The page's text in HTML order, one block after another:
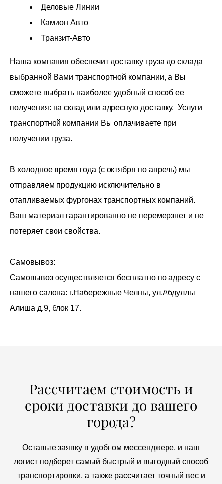
Деловые Линии
Камион Авто
Транзит-Авто
Наша компания обеспечит доставку груза до склада
выбранной Вами транспортной компании, а Вы
сможете выбрать наиболее удобный способ ее
получения: на склад или адресную доставку. Услуги
транспортной компании Вы оплачиваете при
получении груза.
В холодное время года (с октября по апрель) мы
отправляем продукцию исключительно в
отапливаемых фургонах транспортных компаний.
Ваш материал гарантированно не перемерзнет и не
потеряет свои свойства.
Самовывоз:
Самовывоз осуществляется бесплатно по адресу с
нашего салона: г.Набережные Челны, ул.Абдуллы
Алиша д.9, блок 17.
Рассчитаем стоимость и
сроки доставки до вашего
города?
Оставьте заявку в удобном мессенджере, и наш
логист подберет самый быстрый и выгодный способ
транспортировки, а также рассчитает точный вес и